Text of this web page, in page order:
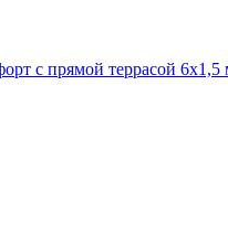
с прямой террасой 6х1,5